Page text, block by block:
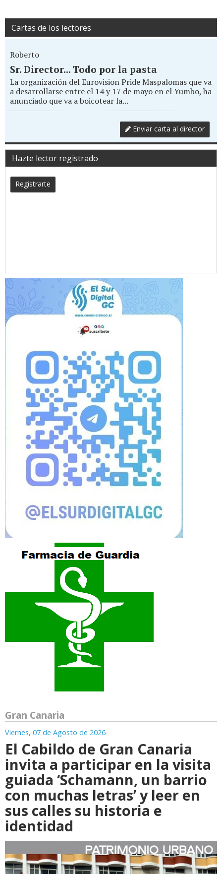
Cartas de los lectores
Roberto
Sr. Director... Todo por la pasta
La organización del Eurovision Pride Maspalomas que va
a desarrollarse entre el 14 y 17 de mayo en el Yumbo, ha
anunciado que va a boicotear la...
Enviar carta al director
Hazte lector registrado
Registrarte
Gran Canaria
Viernes, 07 de Agosto de 2026
El Cabildo de Gran Canaria
invita a participar en la visita
guiada ‘Schamann, un barrio
con muchas letras’ y leer en
sus calles su historia e
identidad